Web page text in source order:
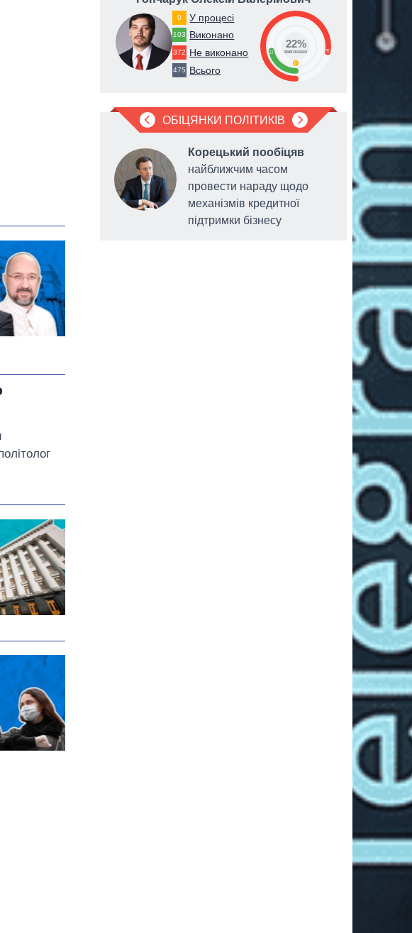
0 У процесі
103 Виконано
372 Не виконано
475 Всього
78
22
0
22%
виконано
ОБІЦЯНКИ ПОЛІТИКІВ
Корецький пообіцяв
найближчим часом
провести нараду щодо
механізмів кредитної
підтримки бізнесу